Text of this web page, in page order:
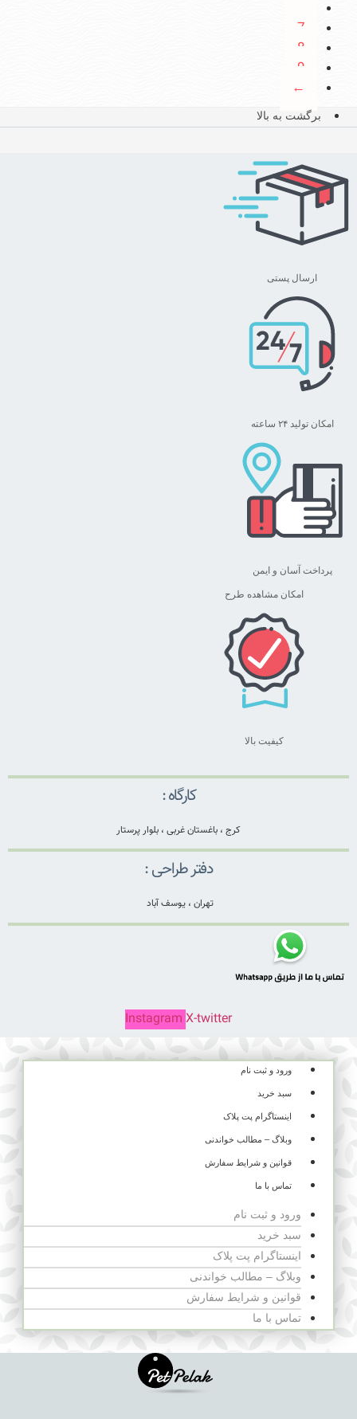
7
8
9
←
برگشت به بالا
ارسال پستی
امکان تولید ۲۴ ساعته
پرداخت آسان و ایمن
امکان مشاهده طرح
کیفیت بالا
کارگاه :
کرج ، باغستان غربی ، بلوار پرستار
دفتر طراحی :
تهران ، یوسف آباد
Instagram X-twitter
ورود و ثبت نام
سبد خرید
اینستاگرام پت پلاک
وبلاگ – مطالب خواندنی
قوانین و شرایط سفارش
تماس با ما
ورود و ثبت نام
سبد خرید
اینستاگرام پت پلاک
وبلاگ – مطالب خواندنی
قوانین و شرایط سفارش
تماس با ما